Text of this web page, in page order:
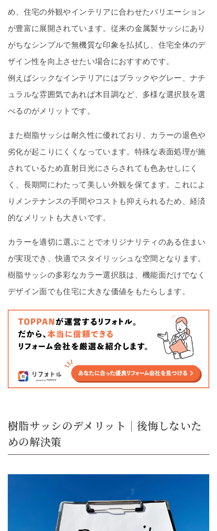
め、住宅の外観やインテリアに合わせたバリエーション
が豊富に展開されています。従来の金属製サッシにあり
がちなシンプルで無機質な印象を払拭し、住宅全体のデ
ザイン性を向上させたい場合におすすめです。
例えばシックなインテリアにはブラックやグレー、ナチ
ュラルな雰囲気であれば木目調など、多様な選択肢を選
べるのがメリットです。
また樹脂サッシは耐久性に優れており、カラーの退色や
劣化が起こりにくくなっています。特殊な表面処理が施
されているため直射日光にさらされても色あせしにく
く、長期間にわたって美しい外観を保てます。これによ
りメンテナンスの手間やコストも抑えられるため、経済
的なメリットも大きいです。
カラーを適切に選ぶことでオリジナリティのある住まい
が実現でき、快適でスタイリッシュな空間となります。
樹脂サッシの多彩なカラー選択肢は、機能面だけでなく
デザイン面でも住宅に大きな価値をもたらします。
樹脂サッシのデメリット｜後悔しないた
めの解決策